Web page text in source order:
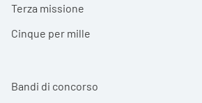
Terza missione
Cinque per mille
Bandi di concorso